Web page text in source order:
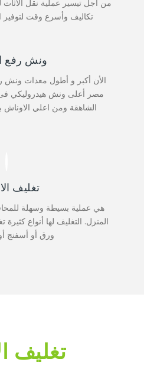
من اجل تيسير عملية نقل
تكاليف وأسرع وقت لتوفير
ونش رفع
الأن أكبر و أطول معدات ونش
مصر أعلى ونش هيدروليكي فى
الشاهقة ومن اعلي الاوناش
تغليف
هي عملية بسيطة وسهلة
المنزل. التغليف لها أنواع
ورق أو أسفنج
تغليف